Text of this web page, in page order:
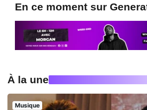
En ce moment sur
À la une
Musique